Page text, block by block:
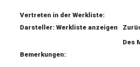
Vertreten in der Werkliste:
Darsteller: Werkliste anzeigen
Des
Bemerkungen: